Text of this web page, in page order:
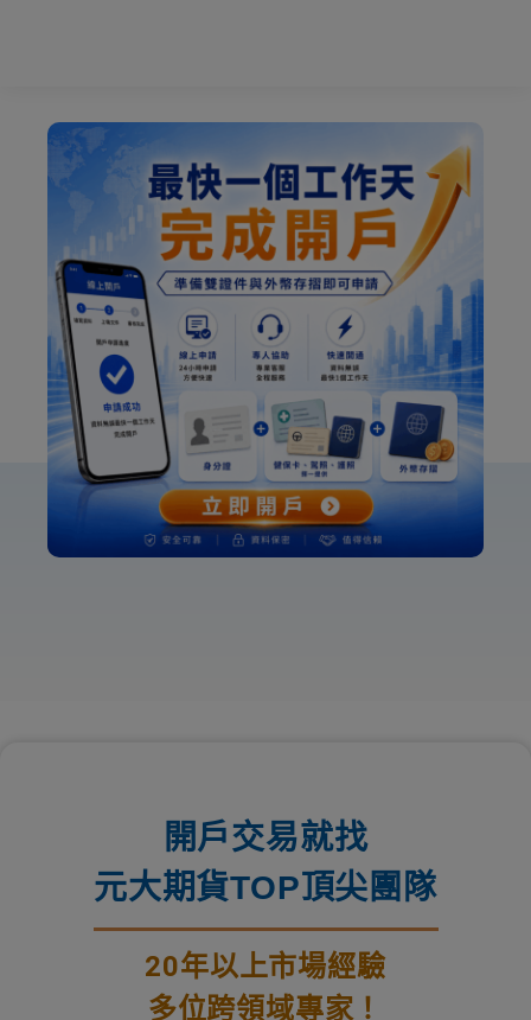
開戶交易就找
元大期貨TOP頂尖團隊
20年以上市場經驗
多位跨領域專家！